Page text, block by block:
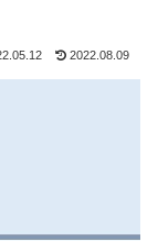
2022.08.09